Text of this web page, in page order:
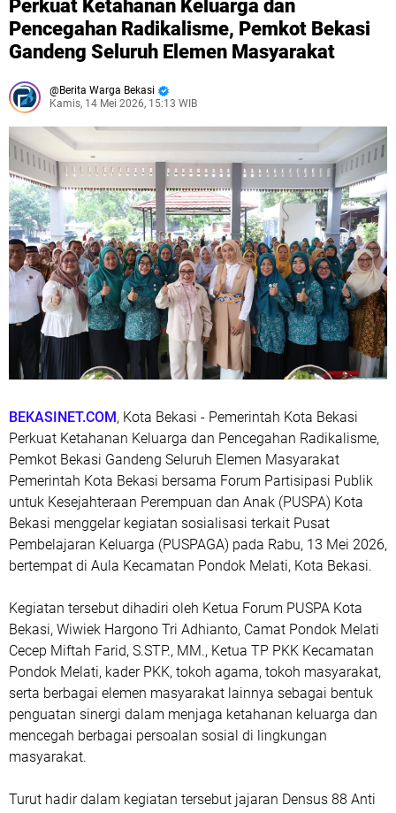
Perkuat Ketahanan Keluarga dan
Pencegahan Radikalisme, Pemkot Bekasi
Gandeng Seluruh Elemen Masyarakat
Berita Warga Bekasi
Kamis, 14 Mei 2026, 15:13 WIB
BEKASINET.COM, Kota Bekasi - Pemerintah Kota Bekasi
Perkuat Ketahanan Keluarga dan Pencegahan Radikalisme,
Pemkot Bekasi Gandeng Seluruh Elemen Masyarakat
Pemerintah Kota Bekasi bersama Forum Partisipasi Publik
untuk Kesejahteraan Perempuan dan Anak (PUSPA) Kota
Bekasi menggelar kegiatan sosialisasi terkait Pusat
Pembelajaran Keluarga (PUSPAGA) pada Rabu, 13 Mei 2026,
bertempat di Aula Kecamatan Pondok Melati, Kota Bekasi.
Kegiatan tersebut dihadiri oleh Ketua Forum PUSPA Kota
Bekasi, Wiwiek Hargono Tri Adhianto, Camat Pondok Melati
Cecep Miftah Farid, S.STP., MM., Ketua TP PKK Kecamatan
Pondok Melati, kader PKK, tokoh agama, tokoh masyarakat,
serta berbagai elemen masyarakat lainnya sebagai bentuk
penguatan sinergi dalam menjaga ketahanan keluarga dan
mencegah berbagai persoalan sosial di lingkungan
masyarakat.
Turut hadir dalam kegiatan tersebut jajaran Densus 88 Anti